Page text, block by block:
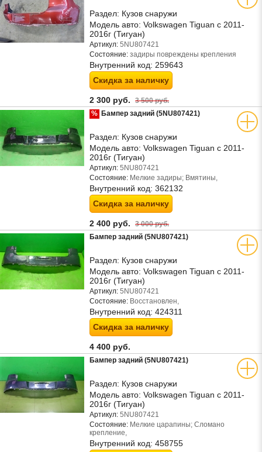
Раздел: Кузов снаружи
Модель авто: Volkswagen Tiguan с 2011-
2016г (Тигуан)
Артикул: 5NU807421
Состояние: задиры повреждены крепления
Внутренний код: 259643
Скидка за наличку
2 300 руб. 3 500 руб.
% Бампер задний (5NU807421)
Раздел: Кузов снаружи
Модель авто: Volkswagen Tiguan с 2011-
2016г (Тигуан)
Артикул: 5NU807421
Состояние: Мелкие задиры; Вмятины,
Внутренний код: 362132
Скидка за наличку
2 400 руб. 3 000 руб.
Бампер задний (5NU807421)
Раздел: Кузов снаружи
Модель авто: Volkswagen Tiguan с 2011-
2016г (Тигуан)
Артикул: 5NU807421
Состояние: Восстановлен,
Внутренний код: 424311
Скидка за наличку
4 400 руб.
Бампер задний (5NU807421)
Раздел: Кузов снаружи
Модель авто: Volkswagen Tiguan с 2011-
2016г (Тигуан)
Артикул: 5NU807421
Состояние: Мелкие царапины; Сломано
крепление,
Внутренний код: 458755